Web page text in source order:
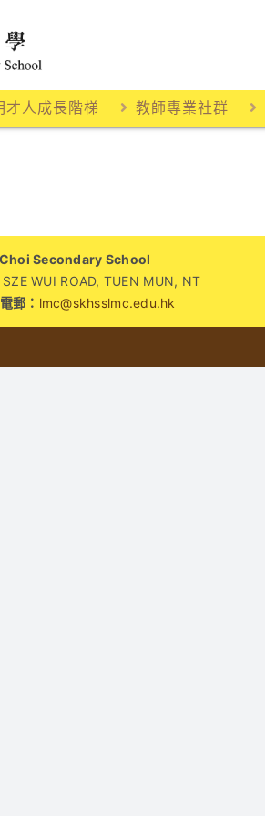
才人成長階梯 教師專業社群
Choi Secondary School
WUI ROAD, TUEN MUN, NT
電郵： lmc@skhsslmc.edu.hk